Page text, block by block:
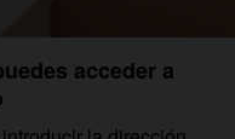
acceder a